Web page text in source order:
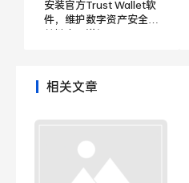
安装官方Trust Wallet软
件，维护数字资产安全的
关键步骤详解
相关文章